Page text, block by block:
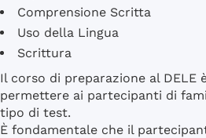
Comprensione Scritta
Uso della Lingua
Scrittura
Il corso di preparazione al DELE
permettere ai partecipanti di
tipo di test.
È fondamentale che il